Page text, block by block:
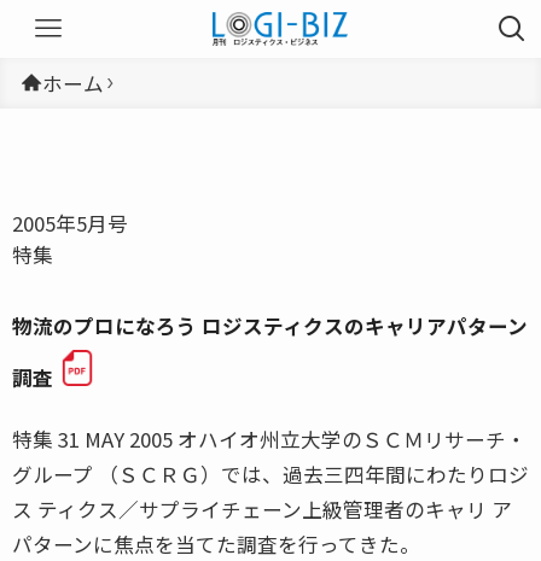
ホーム
2005年5月号
特集
物流のプロになろう ロジスティクスのキャリアパターン
調査
特集 31 MAY 2005 オハイオ州立大学のＳＣＭリサーチ・
グループ （ＳＣＲＧ）では、過去三四年間にわたりロジ
ス ティクス／サプライチェーン上級管理者のキャリ ア
パターンに焦点を当てた調査を行ってきた。